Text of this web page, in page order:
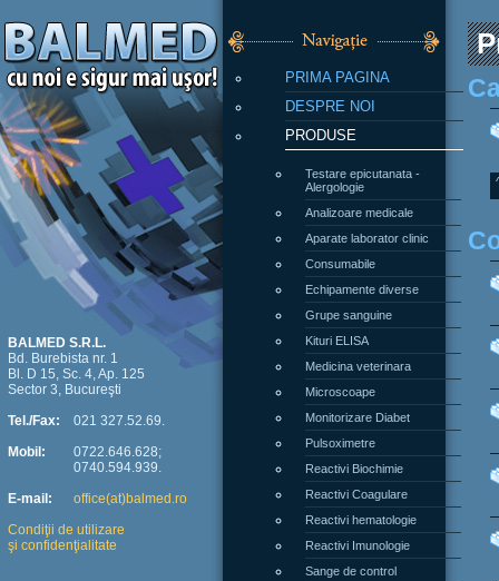
PRIMA PAGINA
DESPRE NOI
PRODUSE
Testare epicutanata -
Alergologie
Analizoare medicale
Aparate laborator clinic
Consumabile
Echipamente diverse
Grupe sanguine
Kituri ELISA
Medicina veterinara
Microscoape
Monitorizare Diabet
Pulsoximetre
Reactivi Biochimie
Reactivi Coagulare
Reactivi hematologie
Reactivi Imunologie
Sange de control
BALMED S.R.L.
Bd. Burebista nr. 1
Bl. D 15, Sc. 4, Ap. 125
Sector 3, Bucureşti
Tel./Fax:
Mobil:
E-mail:
021 327.52.69.
0722.646.628;
0740.594.939.
office(at)balmed.ro
Condiţii de utilizare
şi confidenţialitate